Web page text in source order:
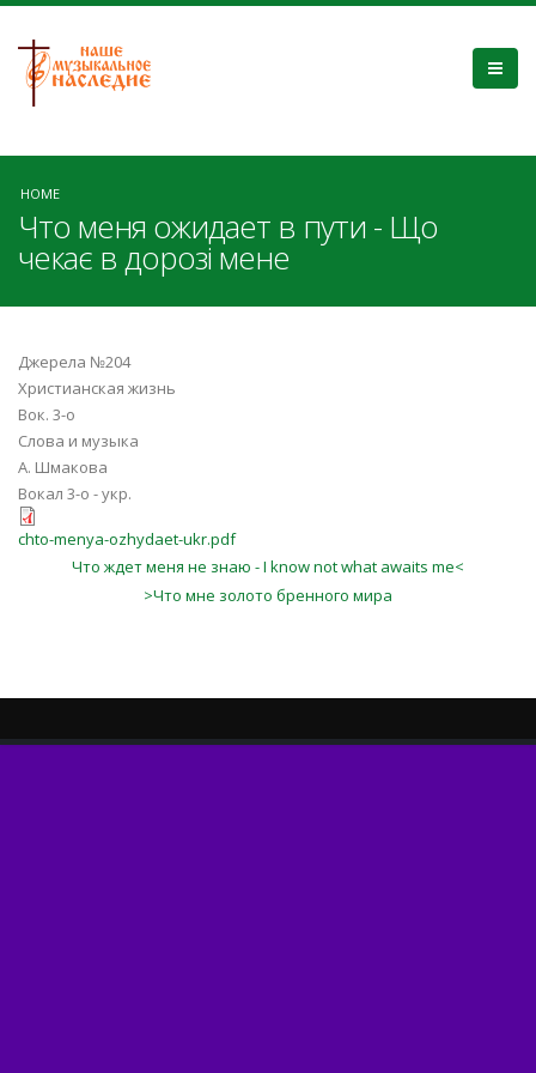
HOME
Что меня ожидает в пути - Що
чекає в дорозі мене
Джерела №204
Христианская жизнь
Вок. 3-о
Слова и музыка
А. Шмакова
Вокал 3-о - укр.
chto-menya-ozhydaet-ukr.pdf
Что ждет меня не знаю - I know not what awaits me<
>Что мне золото бренного мира